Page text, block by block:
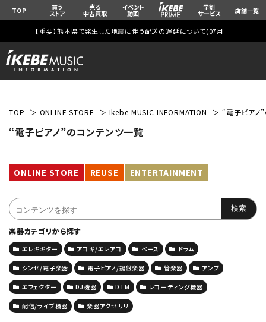
TOP 買う
ストア
売る
中古買取
イベント
動画
学割
サービス 店舗一覧
【重要】熊本県で発生した地震に伴う配送の遅延について(07月29日
TOP ONLINE STORE Ikebe MUSIC INFORMATION “電子ピアノ
“電子ピアノ”のコンテンツ一覧
ONLINE STORE REUSE ENTERTAINMENT
楽器カテゴリから探す
エレキギター アコギ/エレアコ ベース ドラム
シンセ/電子楽器 電子ピアノ/鍵盤楽器 管楽器 アンプ
エフェクター DJ機器 DTM レコーディング機器
配信/ライブ機器 楽器アクセサリ